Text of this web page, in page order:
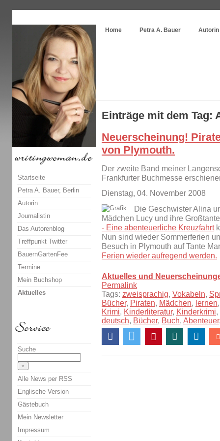
Home
Petra A. Bauer Autorin
Einträge mit dem Tag:
Neuerscheinung!
von Plymouth.
Der zweite Band meiner
Frankfurter Buchmesse
Dienstag, 04. November 2008
Die Geschwister Alina
Mädchen Lucy und ihre
- Eine abenteuerliche Kreuzfahrt
Nun sind wieder Sommerferien
Besuch in Plymouth auf Tante
Ferien wieder aufregend werden.
Aktuelles und
Permalink
Tags: zweisprachig, Vokabeln,
Bücher, Piraten, Mädchen, lernen
Krimi, Kinderliteratur, Kinderkrimi,
deutsch, Bücher, Buch, Abenteuer
Startseite
Petra A. Bauer, Berlin
Autorin
Journalistin
Das Autorenblog
Treffpunkt Twitter
BauernGartenFee
Termine
Mein Buchshop
Aktuelles
Suche
Alle News per RSS
Englische Version
Gästebuch
Mein Newsletter
Impressum